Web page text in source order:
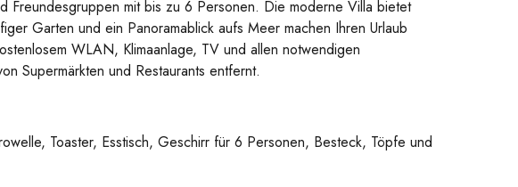
Freundesgruppen mit bis zu 6 Personen. Die moderne Villa bietet
Garten und ein Panoramablick aufs Meer machen Ihren Urlaub
WLAN, Klimaanlage, TV und allen notwendigen
Supermärkten und Restaurants entfernt.
Toaster, Esstisch, Geschirr für 6 Personen, Besteck, Töpfe und